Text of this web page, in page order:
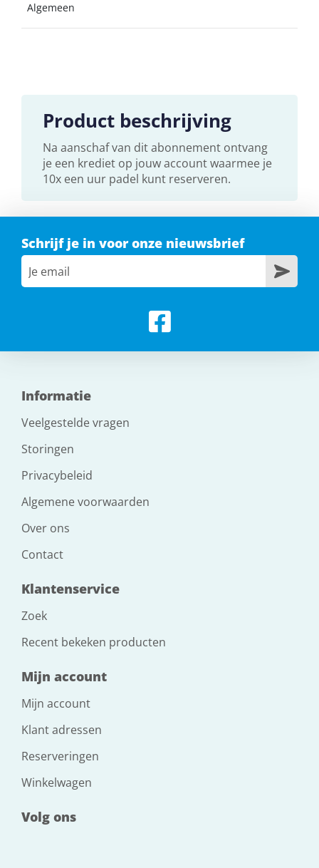
Product beschrijving
Na aanschaf van dit abonnement ontvang
je een krediet op jouw account waarmee je
10x een uur padel kunt reserveren.
Algemeen
Schrijf je in voor onze nieuwsbrief
Informatie
Veelgestelde vragen
Storingen
Privacybeleid
Algemene voorwaarden
Over ons
Contact
Klantenservice
Zoek
Recent bekeken producten
Mijn account
Mijn account
Klant adressen
Reserveringen
Winkelwagen
Volg ons